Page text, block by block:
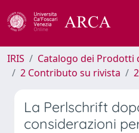
IRIS
Catalogo dei Prodotti
2 Contributo su rivista
La Perlschrift
considerazioni